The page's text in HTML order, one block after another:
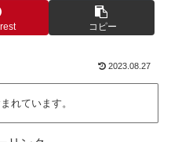
コピー
2023.08.27
れています。